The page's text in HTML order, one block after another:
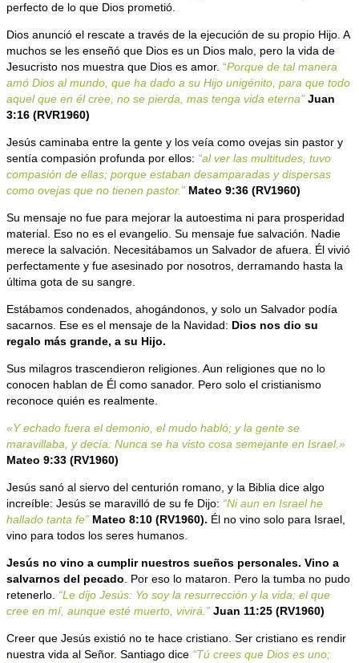
perfecto de lo que Dios prometió.
Dios anunció el rescate a través de la ejecución de su propio Hijo. A
muchos se les enseñó que Dios es un Dios malo, pero la vida de
Jesucristo nos muestra que Dios es amor. “Porque de tal manera
amó Dios al mundo, que ha dado a su Hijo unigénito, para que todo
aquel que en él cree, no se pierda, mas tenga vida eterna” Juan
3:16 (RVR1960)
Jesús caminaba entre la gente y los veía como ovejas sin pastor y
sentía compasión profunda por ellos: “al ver las multitudes, tuvo
compasión de ellas; porque estaban desamparadas y dispersas
como ovejas que no tienen pastor.” Mateo 9:36 (RV1960)
Su mensaje no fue para mejorar la autoestima ni para prosperidad
material. Eso no es el evangelio. Su mensaje fue salvación. Nadie
merece la salvación. Necesitábamos un Salvador de afuera. Él vivió
perfectamente y fue asesinado por nosotros, derramando hasta la
última gota de su sangre.
Estábamos condenados, ahogándonos, y solo un Salvador podía
sacarnos. Ese es el mensaje de la Navidad: Dios nos dio su
regalo más grande, a su Hijo.
Sus milagros trascendieron religiones. Aun religiones que no lo
conocen hablan de Él como sanador. Pero solo el cristianismo
reconoce quién es realmente.
«Y echado fuera el demonio, el mudo habló; y la gente se
maravillaba, y decía: Nunca se ha visto cosa semejante en Israel.»
Mateo 9:33 (RV1960)
Jesús sanó al siervo del centurión romano, y la Biblia dice algo
increíble: Jesús se maravilló de su fe Dijo: “Ni aun en Israel he
hallado tanta fe” Mateo 8:10 (RV1960). Él no vino solo para Israel,
vino para todos los seres humanos.
Jesús no vino a cumplir nuestros sueños personales. Vino a
salvarnos del pecado. Por eso lo mataron. Pero la tumba no pudo
retenerlo. “Le dijo Jesús: Yo soy la resurrección y la vida; el que
cree en mí, aunque esté muerto, vivirá.” Juan 11:25 (RV1960)
Creer que Jesús existió no te hace cristiano. Ser cristiano es rendir
nuestra vida al Señor. Santiago dice “Tú crees que Dios es uno;